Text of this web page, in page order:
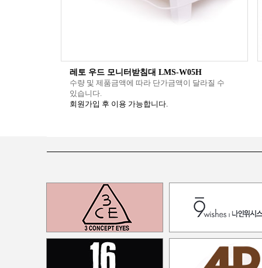
레토 우드 모니터받침대 LMS-W05H
수량 및 제품금액에 따라 단가금액이 달라질 수
있습니다.
회원가입 후 이용 가능합니다.